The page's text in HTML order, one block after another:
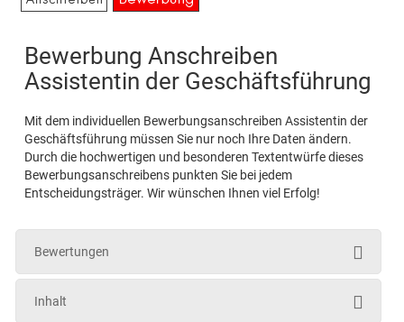
Bewerbung Anschreiben
Assistentin der Geschäftsführung
Mit dem individuellen Bewerbungsanschreiben Assistentin der
Geschäftsführung müssen Sie nur noch Ihre Daten ändern.
Durch die hochwertigen und besonderen Textentwürfe dieses
Bewerbungsanschreibens punkten Sie bei jedem
Entscheidungsträger. Wir wünschen Ihnen viel Erfolg!
Bewertungen
Inhalt